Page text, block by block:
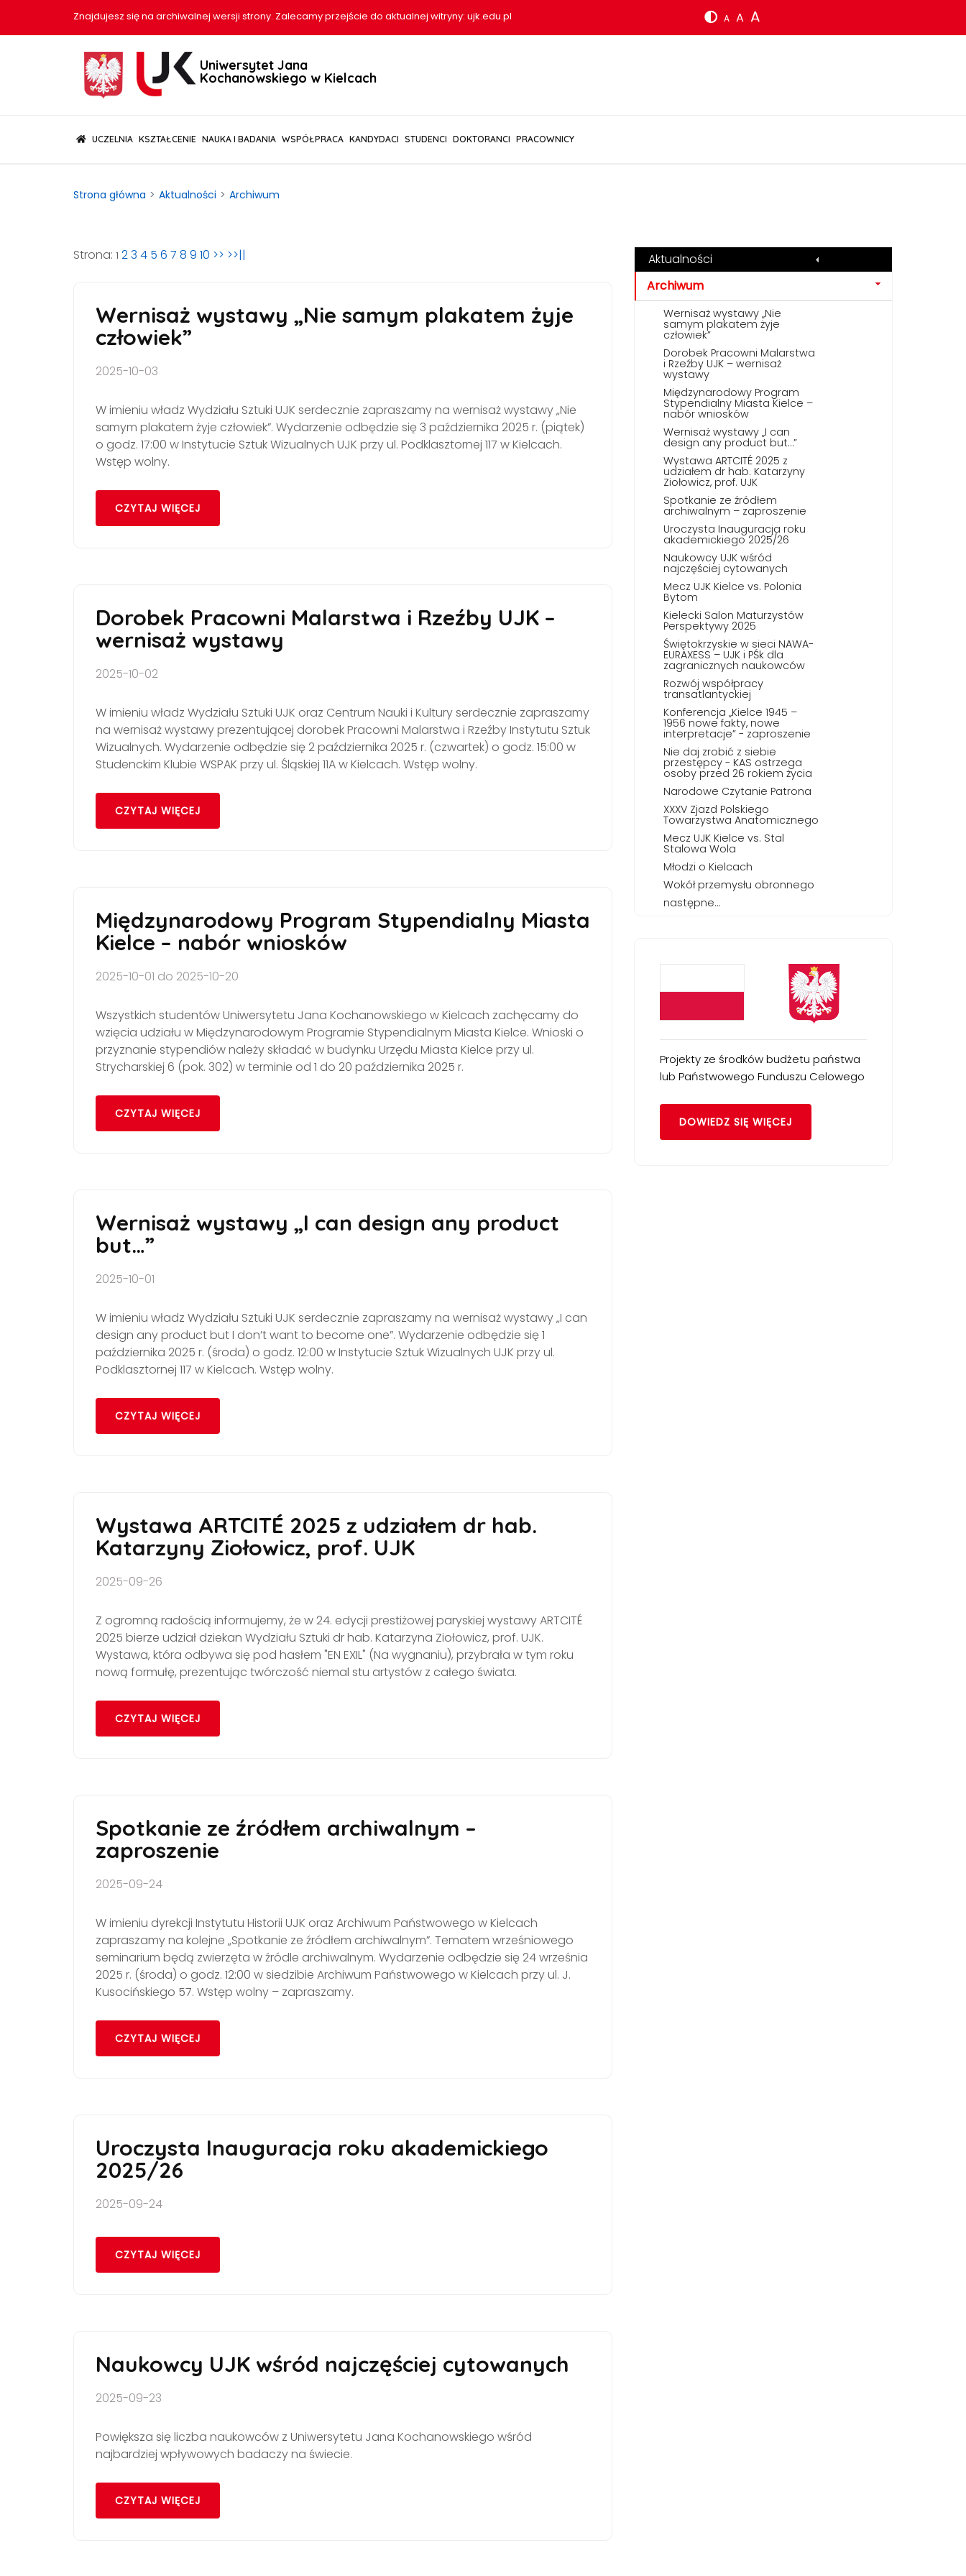
Znajdujesz się na archiwalnej wersji strony. Zalecamy przejście do aktualnej witryny: ujk.edu.pl A A A
Uniwersytet Jana
Kochanowskiego w Kielcach
(CURRENT)
UCZELNIA KSZTAŁCENIE NAUKA I BADANIA WSPÓŁPRACA KANDYDACI STUDENCI DOKTORANCI PRACOWNICY
Strona główna Aktualności Archiwum
Strona: 1 23 4 5 6 7 8 9 10 >> >>||
Wernisaż wystawy „Nie samym plakatem żyje
człowiek”
2025-10-03
W imieniu władz Wydziału Sztuki UJK serdecznie zapraszamy na wernisaż wystawy „Nie
samym plakatem żyje człowiek”. Wydarzenie odbędzie się 3 października 2025 r. (piątek)
o godz. 17:00 w Instytucie Sztuk Wizualnych UJK przy ul. Podklasztornej 117 w Kielcach.
Wstęp wolny.
CZYTAJ WIĘCEJ
Dorobek Pracowni Malarstwa i Rzeźby UJK –
wernisaż wystawy
2025-10-02
W imieniu władz Wydziału Sztuki UJK oraz Centrum Nauki i Kultury serdecznie zapraszamy
na wernisaż wystawy prezentującej dorobek Pracowni Malarstwa i Rzeźby Instytutu Sztuk
Wizualnych. Wydarzenie odbędzie się 2 października 2025 r. (czwartek) o godz. 15:00 w
Studenckim Klubie WSPAK przy ul. Śląskiej 11A w Kielcach. Wstęp wolny.
CZYTAJ WIĘCEJ
Międzynarodowy Program Stypendialny Miasta
Kielce – nabór wniosków
2025-10-01 do 2025-10-20
Wszystkich studentów Uniwersytetu Jana Kochanowskiego w Kielcach zachęcamy do
wzięcia udziału w Międzynarodowym Programie Stypendialnym Miasta Kielce. Wnioski o
przyznanie stypendiów należy składać w budynku Urzędu Miasta Kielce przy ul.
Strycharskiej 6 (pok. 302) w terminie od 1 do 20 października 2025 r.
CZYTAJ WIĘCEJ
Wernisaż wystawy „I can design any product
but…”
2025-10-01
W imieniu władz Wydziału Sztuki UJK serdecznie zapraszamy na wernisaż wystawy „I can
design any product but I don’t want to become one”. Wydarzenie odbędzie się 1
października 2025 r. (środa) o godz. 12:00 w Instytucie Sztuk Wizualnych UJK przy ul.
Podklasztornej 117 w Kielcach. Wstęp wolny.
CZYTAJ WIĘCEJ
Wystawa ARTCITÉ 2025 z udziałem dr hab.
Katarzyny Ziołowicz, prof. UJK
2025-09-26
Z ogromną radością informujemy, że w 24. edycji prestiżowej paryskiej wystawy ARTCITÉ
2025 bierze udział dziekan Wydziału Sztuki dr hab. Katarzyna Ziołowicz, prof. UJK.
Wystawa, która odbywa się pod hasłem "EN EXIL" (Na wygnaniu), przybrała w tym roku
nową formułę, prezentując twórczość niemal stu artystów z całego świata.
CZYTAJ WIĘCEJ
Spotkanie ze źródłem archiwalnym –
zaproszenie
2025-09-24
W imieniu dyrekcji Instytutu Historii UJK oraz Archiwum Państwowego w Kielcach
zapraszamy na kolejne „Spotkanie ze źródłem archiwalnym”. Tematem wrześniowego
seminarium będą zwierzęta w źródle archiwalnym. Wydarzenie odbędzie się 24 września
2025 r. (środa) o godz. 12:00 w siedzibie Archiwum Państwowego w Kielcach przy ul. J.
Kusocińskiego 57. Wstęp wolny – zapraszamy.
CZYTAJ WIĘCEJ
Uroczysta Inauguracja roku akademickiego
2025/26
2025-09-24
CZYTAJ WIĘCEJ
Naukowcy UJK wśród najczęściej cytowanych
2025-09-23
Powiększa się liczba naukowców z Uniwersytetu Jana Kochanowskiego wśród
najbardziej wpływowych badaczy na świecie.
CZYTAJ WIĘCEJ
Aktualności
Archiwum
Wernisaż wystawy „Nie
samym plakatem żyje
człowiek”
Dorobek Pracowni Malarstwa
i Rzeźby UJK – wernisaż
wystawy
Międzynarodowy Program
Stypendialny Miasta Kielce –
nabór wniosków
Wernisaż wystawy „I can
design any product but…”
Wystawa ARTCITÉ 2025 z
udziałem dr hab. Katarzyny
Ziołowicz, prof. UJK
Spotkanie ze źródłem
archiwalnym – zaproszenie
Uroczysta Inauguracja roku
akademickiego 2025/26
Naukowcy UJK wśród
najczęściej cytowanych
Mecz UJK Kielce vs. Polonia
Bytom
Kielecki Salon Maturzystów
Perspektywy 2025
Świętokrzyskie w sieci NAWA-
EURAXESS – UJK i PŚk dla
zagranicznych naukowców
Rozwój współpracy
transatlantyckiej
Konferencja „Kielce 1945 –
1956 nowe fakty, nowe
interpretacje” - zaproszenie
Nie daj zrobić z siebie
przestępcy - KAS ostrzega
osoby przed 26 rokiem życia
Narodowe Czytanie Patrona
XXXV Zjazd Polskiego
Towarzystwa Anatomicznego
Mecz UJK Kielce vs. Stal
Stalowa Wola
Młodzi o Kielcach
Wokół przemysłu obronnego
następne...
Projekty ze środków budżetu państwa
lub Państwowego Funduszu Celowego
DOWIEDZ SIĘ WIĘCEJ